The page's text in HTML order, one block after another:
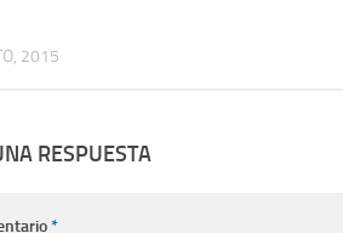
2015
RESPUESTA
*